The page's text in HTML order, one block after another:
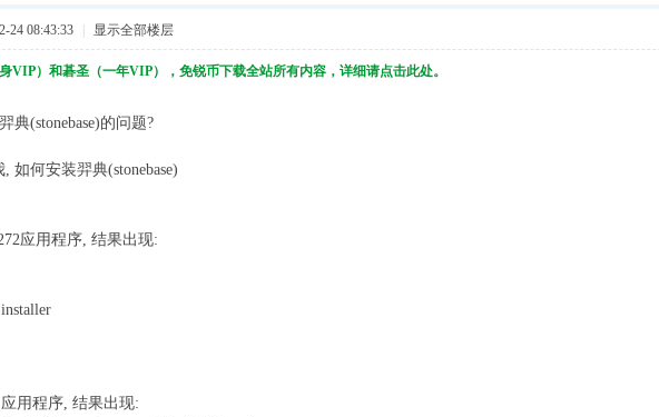
24 08:43:33 显示全部楼层
VIP）和碁圣（一年VIP），免锐币下载全站所有内容，详细请点击此处。
典(stonebase)的问题?
如何安装羿典(stonebase)
应用程序, 结果出现:
应用程序, 结果出现: